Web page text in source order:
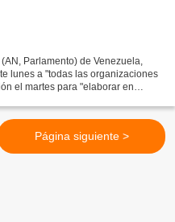
Parlamento) de Venezuela,
lunes a "todas las organizaciones
el martes para "elaborar en
Página siguiente >